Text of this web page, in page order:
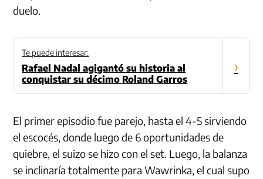
duelo.
Te puede interesar:
Rafael Nadal agigantó su historia al
conquistar su décimo Roland Garros
›
El primer episodio fue parejo, hasta el 4-5 sirviendo
el escocés, donde luego de 6 oportunidades de
quiebre, el suizo se hizo con el set. Luego, la balanza
se inclinaría totalmente para Wawrinka, el cual supo